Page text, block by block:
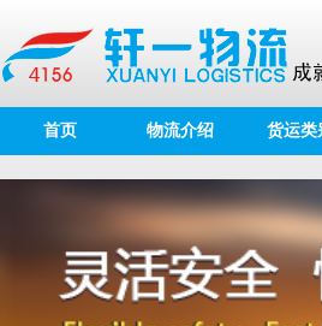
首页 物流介绍 货运类